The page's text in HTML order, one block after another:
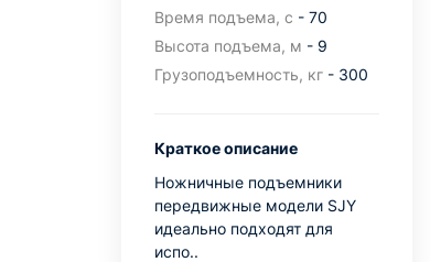
Время подъема, с - 70
Высота подъема, м - 9
Грузоподъемность, кг- 300
Краткое описание
Ножничные подъемники
передвижные модели SJY
идеально подходят для
испо..